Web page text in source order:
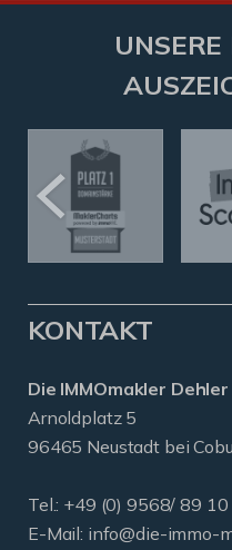
KONTAKT
Die IMMOmakler
Arnoldplatz 5
96465 Neustadt bei
Tel.: +49 (0) 9568/ 89
E-Mail: info@die-immo-